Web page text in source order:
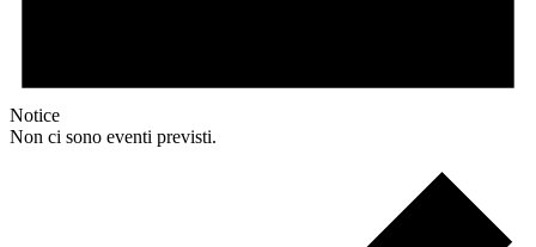
Notice
Non ci sono eventi previsti.